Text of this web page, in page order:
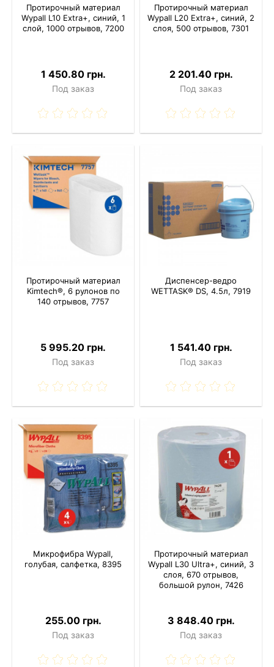
Протирочный материал
Wypall L10 Extra+, синий, 1
слой, 1000 отрывов, 7200
1 450.80 грн.
Под заказ
Протирочный материал
Wypall L20 Extra+, синий, 2
слоя, 500 отрывов, 7301
2 201.40 грн.
Под заказ
Протирочный материал
Kimtech®, 6 рулонов по
140 отрывов, 7757
5 995.20 грн.
Под заказ
Диспенсер-ведро
WETTASK® DS, 4.5л, 7919
1 541.40 грн.
Под заказ
Микрофибра Wypall,
голубая, салфетка, 8395
255.00 грн.
Под заказ
Протирочный материал
Wypall L30 Ultra+, синий, 3
слоя, 670 отрывов,
большой рулон, 7426
3 848.40 грн.
Под заказ